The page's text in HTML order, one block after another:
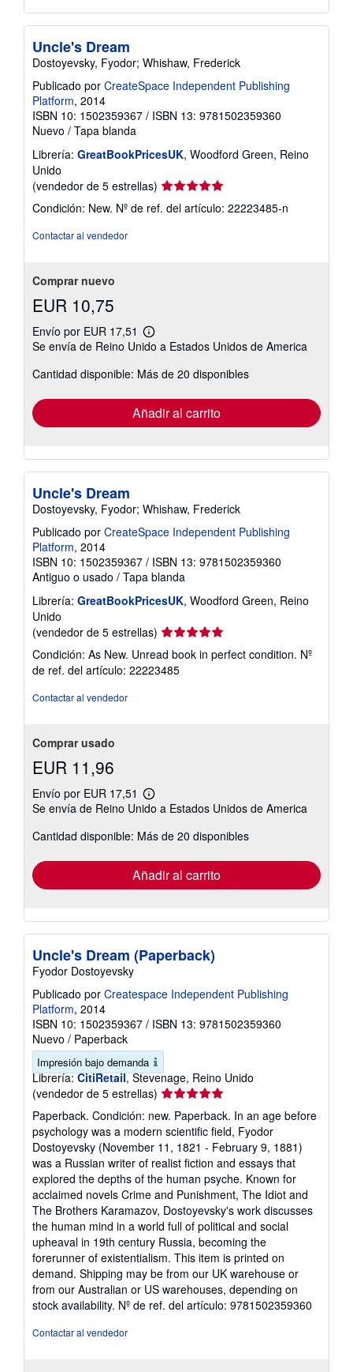
Uncle's Dream
Dostoyevsky, Fyodor; Whishaw, Frederick
Publicado por CreateSpace Independent Publishing
Platform, 2014
ISBN 10: 1502359367 / ISBN 13: 9781502359360
Nuevo / Tapa blanda
Librería: GreatBookPricesUK, Woodford Green, Reino
Unido
(vendedor de 5 estrellas) Calificación
del
vendedor:
Condición: New. Nº de ref. del artículo: 22223485-n
Contactar al vendedor
Comprar nuevo
EUR 10,75
Envío por EUR 17,51
Más
información
las
envío
Se envía de Reino Unido a Estados Unidos de America
Cantidad disponible: Más de 20 disponibles
Añadir al carrito
Uncle's Dream
Dostoyevsky, Fyodor; Whishaw, Frederick
Publicado por CreateSpace Independent Publishing
Platform, 2014
ISBN 10: 1502359367 / ISBN 13: 9781502359360
Antiguo o usado / Tapa blanda
Librería: GreatBookPricesUK, Woodford Green, Reino
Unido
(vendedor de 5 estrellas) Calificación
del
vendedor:
5
Condición: As New. Unread book in perfect condition. Nº
de ref. del artículo: 22223485
Contactar al vendedor
Comprar usado
EUR 11,96
Envío por EUR 17,51
Más
información
las
envío
Se envía de Reino Unido a Estados Unidos de America
Cantidad disponible: Más de 20 disponibles
Añadir al carrito
Uncle's Dream (Paperback)
Fyodor Dostoyevsky
Publicado por Createspace Independent Publishing
Platform, 2014
ISBN 10: 1502359367 / ISBN 13: 9781502359360
Nuevo / Paperback
Impresión bajo demanda
Librería: CitiRetail, Stevenage, Reino Unido
(vendedor de 5 estrellas) Calificación
vendedor:
5
de
5
estrellas
Paperback. Condición: new. Paperback. In an age before
psychology was a modern scientific field, Fyodor
Dostoyevsky (November 11, 1821 - February 9, 1881)
was a Russian writer of realist fiction and essays that
explored the depths of the human psyche. Known for
acclaimed novels Crime and Punishment, The Idiot and
The Brothers Karamazov, Dostoyevsky's work discusses
the human mind in a world full of political and social
upheaval in 19th century Russia, becoming the
forerunner of existentialism. This item is printed on
demand. Shipping may be from our UK warehouse or
from our Australian or US warehouses, depending on
stock availability. Nº de ref. del artículo: 9781502359360
Contactar al vendedor